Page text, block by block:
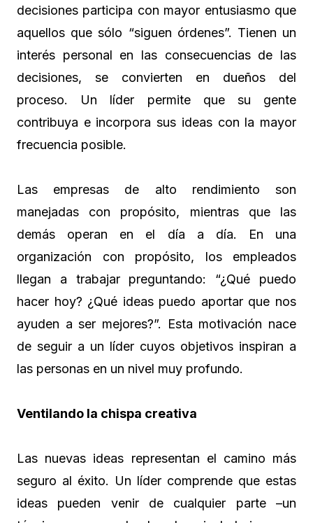
decisiones participa con mayor entusiasmo que
aquellos que sólo “siguen órdenes”. Tienen un
interés personal en las consecuencias de las
decisiones, se convierten en dueños del
proceso. Un líder permite que su gente
contribuya e incorpora sus ideas con la mayor
frecuencia posible.
Las empresas de alto rendimiento son
manejadas con propósito, mientras que las
demás operan en el día a día. En una
organización con propósito, los empleados
llegan a trabajar preguntando: “¿Qué puedo
hacer hoy? ¿Qué ideas puedo aportar que nos
ayuden a ser mejores?”. Esta motivación nace
de seguir a un líder cuyos objetivos inspiran a
las personas en un nivel muy profundo.
Ventilando la chispa creativa
Las nuevas ideas representan el camino más
seguro al éxito. Un líder comprende que estas
ideas pueden venir de cualquier parte –un